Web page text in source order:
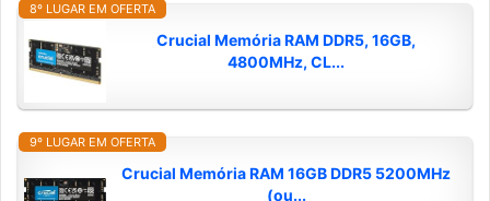
8º LUGAR EM OFERTA
Crucial Memória RAM DDR5, 16GB,
4800MHz, CL...
9º LUGAR EM OFERTA
Crucial Memória RAM 16GB DDR5 5200MHz
(ou...